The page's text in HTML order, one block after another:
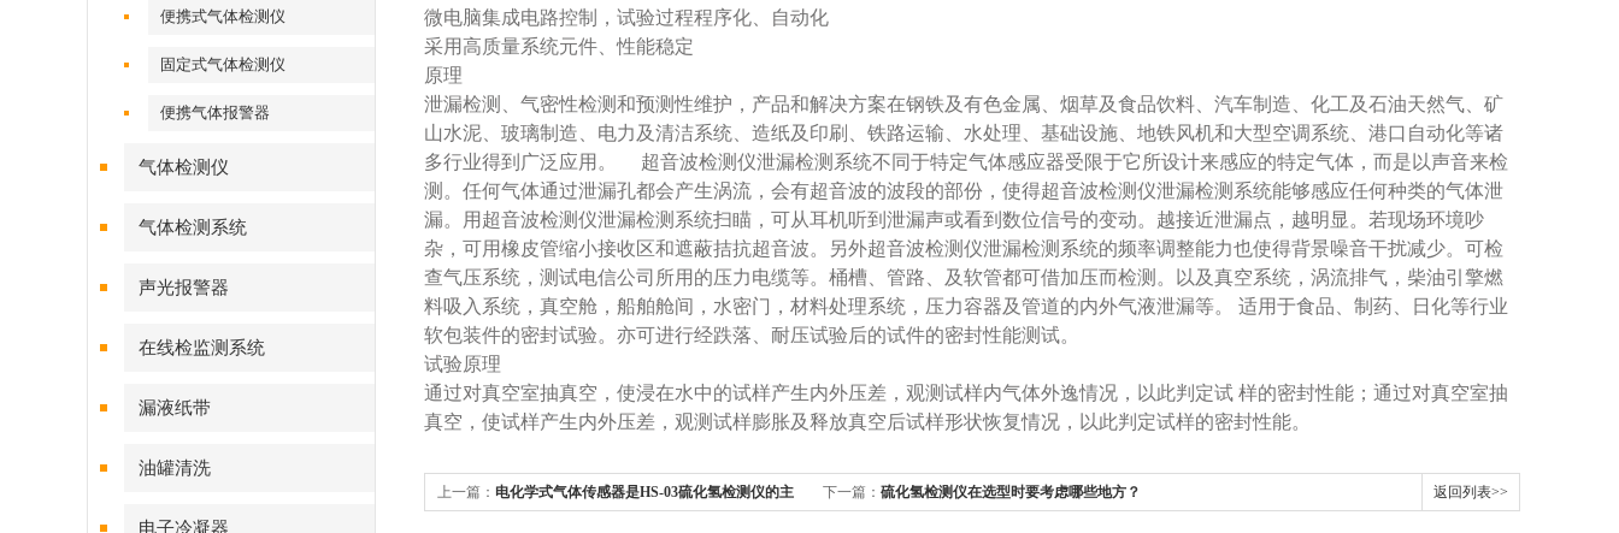
便携式气体检测仪
固定式气体检测仪
便携气体报警器
气体检测仪
气体检测系统
声光报警器
在线检监测系统
漏液纸带
油罐清洗
电子冷凝器
微电脑集成电路控制，试验过程程序化、自动化
采用高质量系统元件、性能稳定
原理
泄漏检测、气密性检测和预测性维护，产品和解决方案在钢铁及有色金属、烟草及食品饮料、汽车制造、化工及石油天然气、矿
山水泥、玻璃制造、电力及清洁系统、造纸及印刷、铁路运输、水处理、基础设施、地铁风机和大型空调系统、港口自动化等诸
多行业得到广泛应用。 超音波检测仪泄漏检测系统不同于特定气体感应器受限于它所设计来感应的特定气体，而是以声音来检
测。任何气体通过泄漏孔都会产生涡流，会有超音波的波段的部份，使得超音波检测仪泄漏检测系统能够感应任何种类的气体泄
漏。用超音波检测仪泄漏检测系统扫瞄，可从耳机听到泄漏声或看到数位信号的变动。越接近泄漏点，越明显。若现场环境吵
杂，可用橡皮管缩小接收区和遮蔽拮抗超音波。另外超音波检测仪泄漏检测系统的频率调整能力也使得背景噪音干扰减少。可检
查气压系统，测试电信公司所用的压力电缆等。桶槽、管路、及软管都可借加压而检测。以及真空系统，涡流排气，柴油引擎燃
料吸入系统，真空舱，船舶舱间，水密门，材料处理系统，压力容器及管道的内外气液泄漏等。 适用于食品、制药、日化等行业
软包装件的密封试验。亦可进行经跌落、耐压试验后的试件的密封性能测试。
试验原理
通过对真空室抽真空，使浸在水中的试样产生内外压差，观测试样内气体外逸情况，以此判定试 样的密封性能；通过对真空室抽
真空，使试样产生内外压差，观测试样膨胀及释放真空后试样形状恢复情况，以此判定试样的密封性能。
上一篇： 电化学式气体传感器是HS-03硫化氢检测仪的主 下一篇： 硫化氢检测仪在选型时要考虑哪些地方？ 返回列表>>